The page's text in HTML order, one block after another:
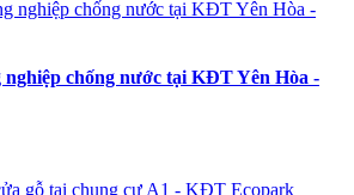
nghiệp chống nước tại KĐT Yên Hòa -